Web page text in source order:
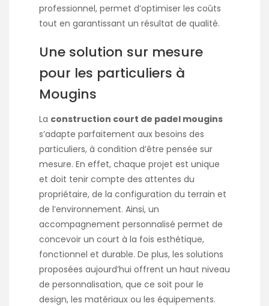
professionnel, permet d’optimiser les coûts
tout en garantissant un résultat de qualité.
Une solution sur mesure
pour les particuliers à
Mougins
La construction court de padel mougins
s’adapte parfaitement aux besoins des
particuliers, à condition d’être pensée sur
mesure. En effet, chaque projet est unique
et doit tenir compte des attentes du
propriétaire, de la configuration du terrain et
de l’environnement. Ainsi, un
accompagnement personnalisé permet de
concevoir un court à la fois esthétique,
fonctionnel et durable. De plus, les solutions
proposées aujourd’hui offrent un haut niveau
de personnalisation, que ce soit pour le
design, les matériaux ou les équipements.